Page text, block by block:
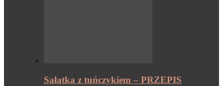
Sałatka z tuńczykiem – PRZEPIS